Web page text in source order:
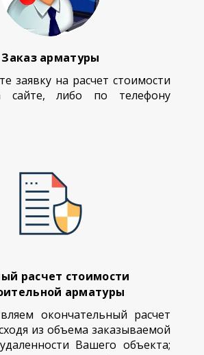
Заказ арматуры
заявку на расчет стоимости
сайте, либо по телефону
расчет стоимости
арматуры
окончательный расчет
из объема заказываемой
Вашего объекта;